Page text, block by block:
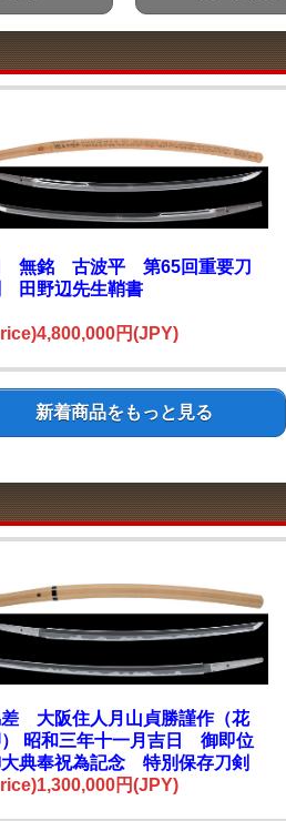
無銘 古波平 第65回重要刀
田野辺先生鞘書
円(JPY)
新着商品をもっと見る
大阪住人月山貞勝謹作（花
昭和三年十一月吉日 御即位
典奉祝為記念 特別保存刀剣
書
円(JPY)